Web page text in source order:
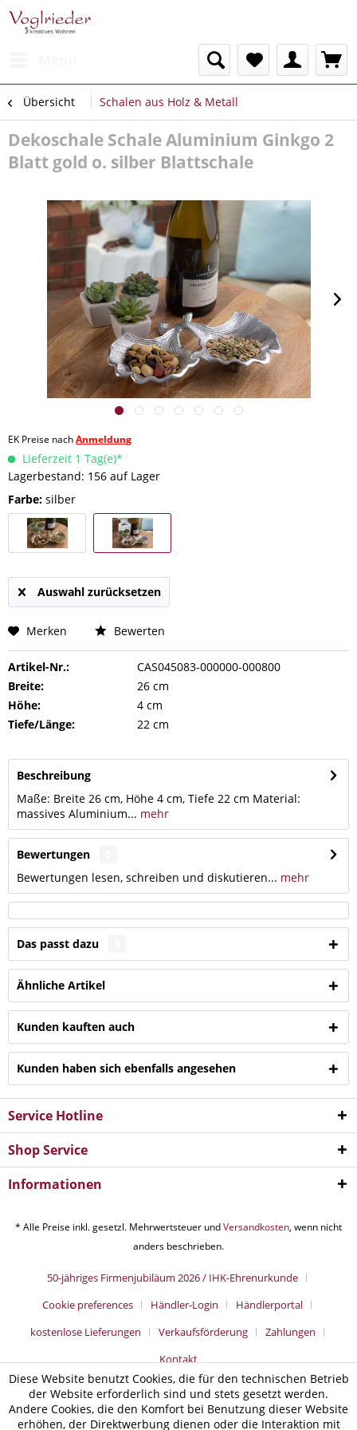
Übersicht Schalen aus Holz & Metall
Dekoschale Schale Aluminium Ginkgo 2
Blatt gold o. silber Blattschale
EK Preise nachAnmeldung
Lieferzeit 1 Tag(e)*
Lagerbestand: 156 auf Lager
Farbe: silber
Auswahl zurücksetzen
Merken Bewerten
Artikel-Nr.:
CAS045083-000000-000800
Breite:
26 cm
Höhe:
4 cm
Tiefe/Länge:
22 cm
Beschreibung
Maße: Breite 26 cm, Höhe 4 cm, Tiefe 22 cm Material:
massives Aluminium... mehr
Bewertungen
Bewertungen lesen, schreiben und diskutieren... mehr
Das passt dazu
Ähnliche Artikel
Kunden kauften auch
Kunden haben sich ebenfalls angesehen
Service Hotline
Shop Service
Informationen
* Alle Preise inkl. gesetzl. Mehrwertsteuer undVersandkosten, wenn nicht
anders beschrieben.
50-jähriges Firmenjubiläum 2026 / IHK-Ehrenurkunde
Cookie preferences
Händler-Login
Händlerportal
kostenlose Lieferungen
Verkaufsförderung
Zahlungen
Kontakt
Diese Website benutzt Cookies, die für den technischen Betrieb
der Website erforderlich sind und stets gesetzt werden.
Andere Cookies, die den Komfort bei Benutzung dieser Website
erhöhen, der Direktwerbung dienen oder die Interaktion mit